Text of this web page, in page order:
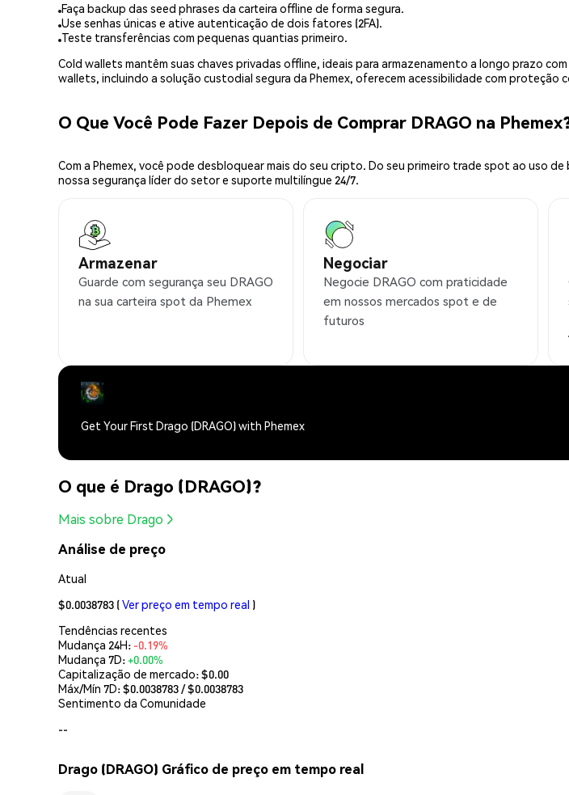
Faça backup das seed phrases da carteira offline de forma segura.
Use senhas únicas e ative autenticação de dois fatores (2FA).
Teste transferências com pequenas quantias primeiro.
Cold wallets mantêm suas chaves privadas offline, ideais para armazenamento a longo prazo
wallets, incluindo a solução custodial segura da Phemex, oferecem acessibilidade com proteção
O Que Você Pode Fazer Depois de Comprar DRAGO na
Com a Phemex, você pode desbloquear mais do seu cripto. Do seu primeiro trade spot ao uso
nossa segurança líder do setor e suporte multilíngue 24/7.
Armazenar
Guarde com segurança seu DRAGO
na sua carteira spot da Phemex
Negociar
Negocie DRAGO com praticidade
em nossos mercados spot e de
futuros
Get Your First Drago (DRAGO) with Phemex
O que é Drago (DRAGO)?
Mais sobre Drago
Análise de preço
Atual
$0.0038783 (Ver preço em tempo real )
Tendências recentes
Mudança 24H: -0.19%
Mudança 7D:+0.00%
Capitalização de mercado:$0.00
Máx/Mín 7D: $0.0038783/ $0.0038783
Sentimento da Comunidade
--
Drago (DRAGO) Gráfico de preço em tempo real